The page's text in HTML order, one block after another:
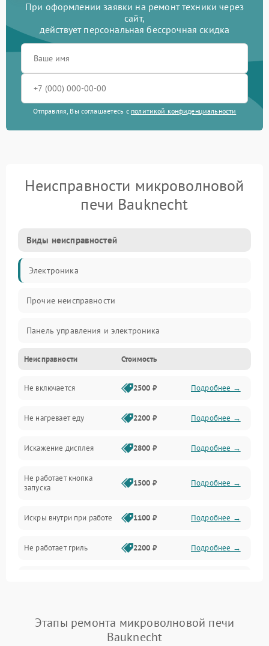
При оформлении заявки на ремонт техники через
сайт,
действует персональная бессрочная скидка
Отправляя, Вы соглашаетесь с политикой конфиденциальности
Неисправности микроволновой
печи Bauknecht
Виды неисправностей
Электроника
Прочие неисправности
Панель управления и электроника
Дверца и корпус
Механика и внутренние элементы
Механические повреждения
Питание и запуск
Нагрев и приготовление
Программное обеспечение
Неисправности Стоимость
Не включается 2500 ₽ Подробнее →
Не нагревает еду 2200 ₽ Подробнее →
Искажение дисплея 2800 ₽ Подробнее →
Не работает кнопка
запуска
1500 ₽ Подробнее →
Искры внутри при работе 1100 ₽ Подробнее →
Не работает гриль 2200 ₽ Подробнее →
Появление запаха гари Подробнее →
Этапы ремонта микроволновой печи
Bauknecht